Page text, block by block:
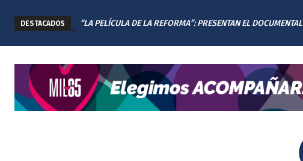
DESTACADOS
“LA PELÍCULA DE LA REFORMA”: PRESENTAN EL DOCUMENTAL